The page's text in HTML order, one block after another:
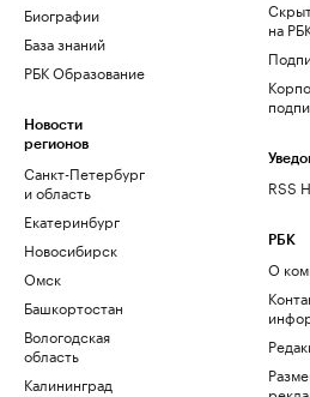
Биографии
База знаний
РБК Образование
Новости
регионов
Санкт-Петербург
и область
Екатеринбург
Новосибирск
Омск
Башкортостан
Вологодская
область
Калининград
на
RSS
РБК
О